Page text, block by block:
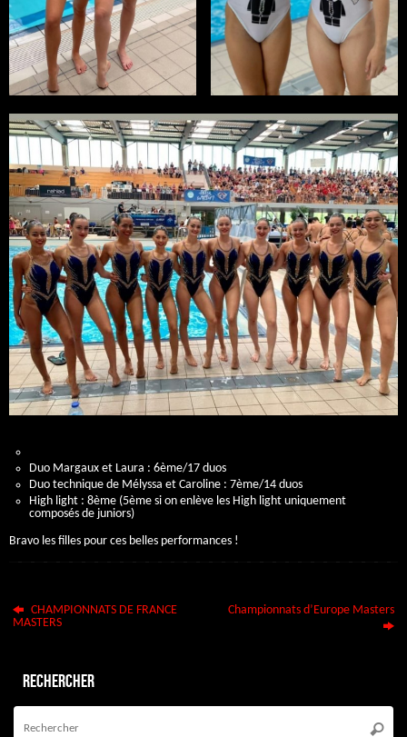
Duo Margaux et Laura : 6ème/17 duos
Duo technique de Mélyssa et Caroline : 7ème/14 duos
High light : 8ème (5ème si on enlève les High light uniquement
composés de juniors)
Bravo les filles pour ces belles performances !
CHAMPIONNATS DE FRANCE
MASTERS
Championnats d’Europe Masters
Rechercher